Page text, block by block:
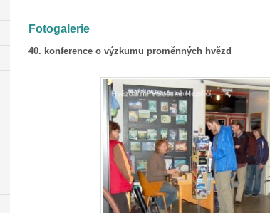
Fotogalerie
40. konference o výzkumu proměnných hvězd